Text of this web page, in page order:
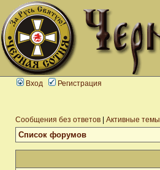
Вход Регистрация
Сообщения без ответов Активные темы
Список форумов